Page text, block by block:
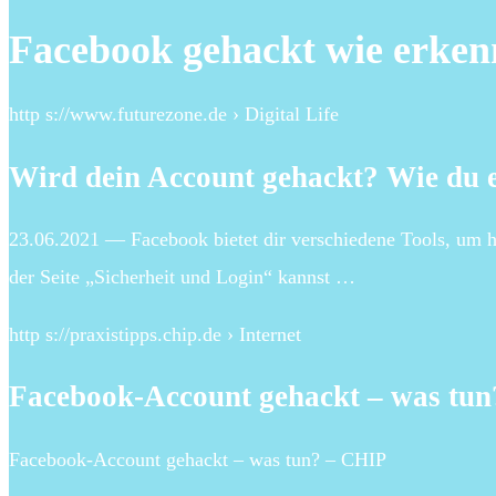
Facebook gehackt wie
http s://www.futurezone.de › Digital Life
Wird dein Account gehackt? Wie du
23.06.2021 — Facebook bietet dir verschiedene Tools,
der Seite „Sicherheit und Login“ kannst …
http s://praxistipps.chip.de › Internet
Facebook-Account gehackt – was
Facebook-Account gehackt – was tun? – CHIP